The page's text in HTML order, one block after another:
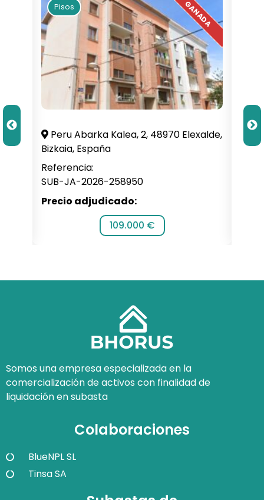
Pisos
Peru Abarka Kalea, 2, 48970 Elexalde,
Bizkaia, España
Referencia:
SUB-JA-2026-258950
Precio adjudicado:
109.000 €
C.
Somos una empresa especializada en la
comercialización de activos con finalidad de
liquidación en subasta
Colaboraciones
BlueNPL SL
Tinsa SA